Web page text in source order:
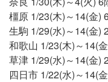
橿原 1/23(木)～14(金)
生駒 1/29(水)～14(金)
和歌山 1/23(木)～14(
草津 1/29(水)～14(金)
四日市 1/22(水)～14(